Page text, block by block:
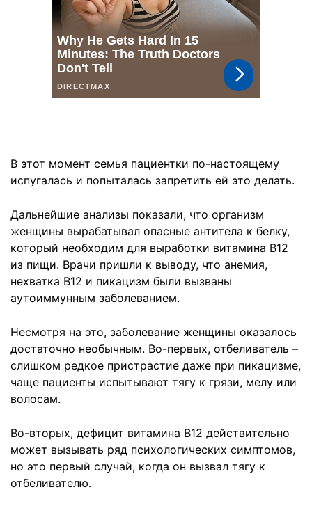
В этот момент семья пациентки по-настоящему
испугалась и попыталась запретить ей это делать.
Дальнейшие анализы показали, что организм
женщины вырабатывал опасные антитела к белку,
который необходим для выработки витамина B12
из пищи. Врачи пришли к выводу, что анемия,
нехватка B12 и пикацизм были вызваны
аутоиммунным заболеванием.
Несмотря на это, заболевание женщины оказалось
достаточно необычным. Во-первых, отбеливатель –
слишком редкое пристрастие даже при пикацизме,
чаще пациенты испытывают тягу к грязи, мелу или
волосам.
Во-вторых, дефицит витамина B12 действительно
может вызывать ряд психологических симптомов,
но это первый случай, когда он вызвал тягу к
отбеливателю.